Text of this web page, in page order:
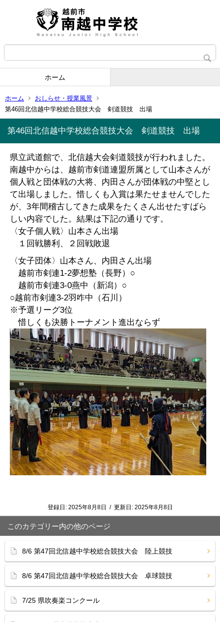
ホーム
ホーム
おしらせ・授業風景
第46回北信越中学校総合競技大会 剣道競技 出場
第46回北信越中学校総合競技大会 剣道競技 出場
県立武道館で、北信越大会剣道競技が行われました。
南越中からは、越前市剣道連盟所属として山本さんが
個人戦と団体戦の大将、内田さんが団体戦の中堅とし
て出場しました。惜しくも入賞は果たせませんでした
が、3年間稽古してきた成果をたくさん出せたすばら
しい内容でした。結果は下記の通りです。
〈女子個人戦〉山本さん出場
１回戦勝利、
２回戦敗退
〈女子団体〉山本さん、内田さん出場
越前市剣連1-2夢想塾（長野）○
越前市剣連3-0燕中（新潟）○
○越前市剣連3-2羽咋中（石川）
※予選リーグ3位
惜しくも決勝トーナメント進出ならず
登録日: 2025年8月8日 / 更新日: 2025年8月8日
このカテゴリー内の他のページ
8/6 第47回北信越中学校総合競技大会 陸上競技
8/6 第47回北信越中学校総合競技大会 卓球競技
7/25 県吹奏楽コンクール